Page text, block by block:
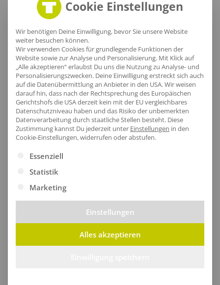
Bequemer Saum
Der untere Saum des Zip-Pullovers umschließt sanft
deinen Rücken und sorgt für einen lässigen Look,
während die hochwertige Baumwolle für ein
angenehmes Tragegefühl und Formstabilität sorgt.
Cookie Einstellungen
Wir benötigen Deine Einwilligung, bevor Sie unsere Website
weiter besuchen können.
Wir verwenden Cookies für grundlegende Funktionen der
Website sowie zur Analyse und Personalisierung. Mit Klick auf
„Alle akzeptieren“ erlaubst Du uns die Nutzung zu Analyse- und
Personalisierungszwecken. Deine Einwilligung erstreckt sich auch
auf die Datenübermittlung an Anbieter in den USA. Wir weisen
darauf hin, dass nach der Rechtsprechung des Europäischen
Gerichtshofs die USA derzeit kein mit der EU vergleichbares
Datenschutzniveau haben und das Risiko der unbemerkten
Datenverarbeitung durch staatliche Stellen besteht. Diese
Zustimmung kannst Du jederzeit unter Einstellungen in den
Cookie-Einstellungen, widerrufen oder abstufen.
Es folgt eine Liste der Service-Gruppen, für die eine
Essenziell
Statistik
Marketing
Einstellungen
Alles akzeptieren